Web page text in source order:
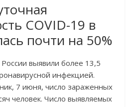
COVID-19 в
почти на 50%
выявили более 13,5
инфекцией.
7 июня, число зараженных
человек. Число выявляемых